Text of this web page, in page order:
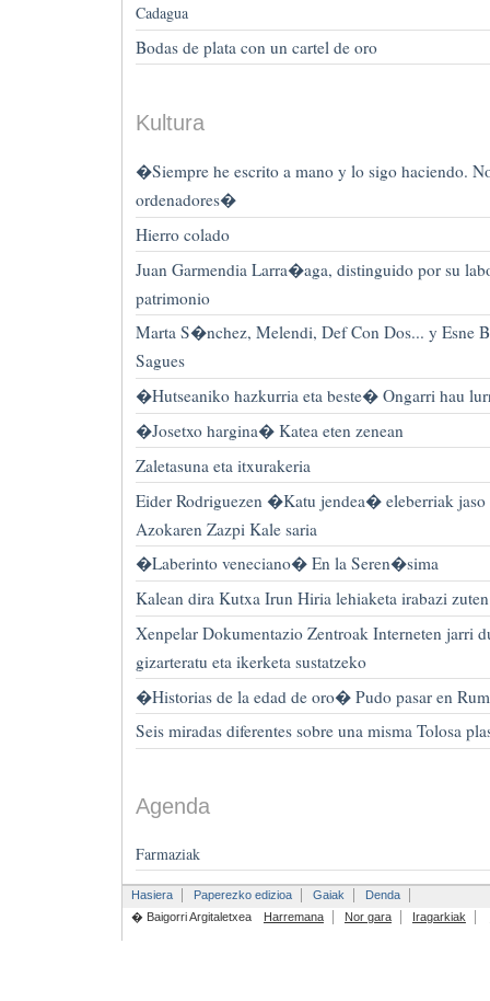
Cadagua
Bodas de plata con un cartel de oro
Kultura
�Siempre he escrito a mano y lo sigo haciendo.
ordenadores�
Hierro colado
Juan Garmendia Larra�aga, distinguido por su
patrimonio
Marta S�nchez, Melendi, Def Con Dos... y Esne
Sagues
�Hutseaniko hazkurria eta beste� Ongarri hau
�Josetxo hargina� Katea eten zenean
Zaletasuna eta itxurakeria
Eider Rodriguezen �Katu jendea� eleberriak
Azokaren Zazpi Kale saria
�Laberinto veneciano� En la Seren�sima
Kalean dira Kutxa Irun Hiria lehiaketa irabazi
Xenpelar Dokumentazio Zentroak Interneten jarri
gizarteratu eta ikerketa sustatzeko
�Historias de la edad de oro� Pudo pasar en
Seis miradas diferentes sobre una misma Tolosa
Agenda
Farmaziak
Hasiera Paperezko edizioa Gaiak
Denda
� Baigorri Argitaletxea
Harremana Nor gara Iragarkiak